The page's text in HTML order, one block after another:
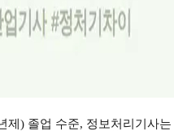
제 ) 졸업 수준, 정보처리기사는